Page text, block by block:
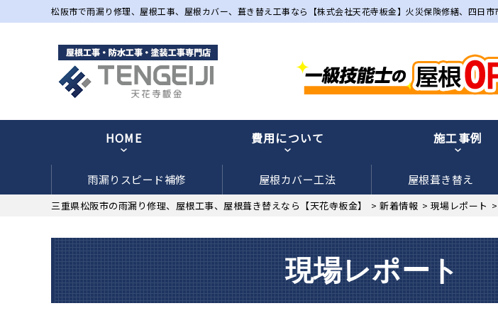
松阪市で雨漏り修理、屋根工事、屋根カバー、葺き替え工事なら【株式会社天花寺板金】火災保険修繕、四日
HOME 費用について 施工事例
雨漏りスピード補修 屋根カバー工法 屋根葺き替え
三重県松阪市の雨漏り修理、屋根工事、屋根葺き替えなら【天花寺板金】 > 新着情報 > 現場レポート >
現場レポート